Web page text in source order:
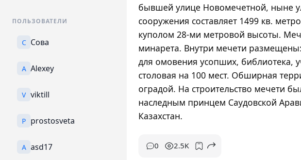
ПОЛЬЗОВАТЕЛИ
С Сова
A Alexey
V viktill
P prostosveta
A asd17
бывшей улице Новомечетной, ныне
сооружения составляет 1499 кв.
куполом 28-ми метровой высоты.
минарета. Внутри мечети
для омовения усопших, библиотека,
столовая на 100 мест. Обширная
оградой. На строительство мечети
наследным принцем Саудовской
Казахстан.
0 2.5K